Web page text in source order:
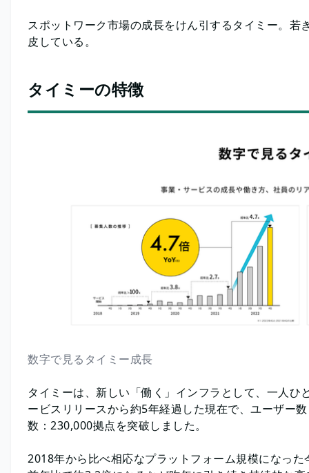
スポットワーク市場の成長をけん引するタイミー。
皮している。
タイミーの特徴
数字で見るタイミー成長
タイミーは、新しい「働く」インフラとして、一人
ービスリリースから約5年経過した現在で、ユーザー
数：230,000拠点を突破しました。
2018年から比べ相応なプラットフォーム規模になっ